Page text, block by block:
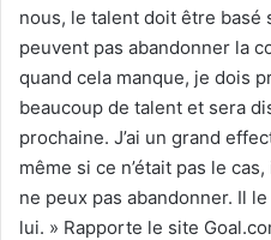
nous, le talent doit être basé
peuvent pas abandonner la
quand cela manque, je dois
beaucoup de talent et sera
prochaine. J’ai un grand
même si ce n’était pas le
ne peux pas abandonner. Il
lui. » Rapporte le site